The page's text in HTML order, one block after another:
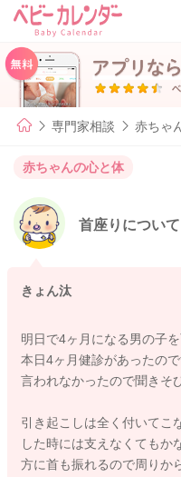
専門家相談 赤ちゃ
赤ちゃんの心と体
首座りについて
きょん汰
明日で4ヶ月になる男の子を
本日4ヶ月健診があったの
言われなかったので聞きそ
引き起こしは全く付いてこ
した時には支えなくてもか
方に首も振れるので周りか